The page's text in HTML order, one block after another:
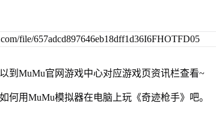
到MuMu官网游戏中心对应游戏页资讯栏查看~
何用MuMu模拟器在电脑上玩《奇迹枪手》吧。